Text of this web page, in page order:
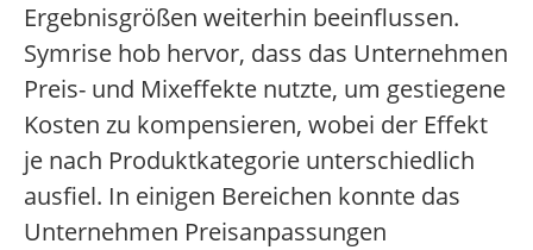
Ergebnisgrößen weiterhin beeinflussen.
Symrise hob hervor, dass das Unternehmen
Preis- und Mixeffekte nutzte, um gestiegene
Kosten zu kompensieren, wobei der Effekt
je nach Produktkategorie unterschiedlich
ausfiel. In einigen Bereichen konnte das
Unternehmen Preisanpassungen